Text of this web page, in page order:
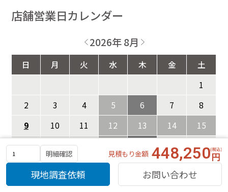
明細確認 見積もり金額 448,250
現地調査依頼 お問い合わせ
店舗営業日カレンダー
2026年 8月
日 月 火 水 木 金
土
1
2
3 4 5 6 7
8
9
10 11 12 13 14
15
16
17 21
22
23
24 25 26 27 28
29
30
31